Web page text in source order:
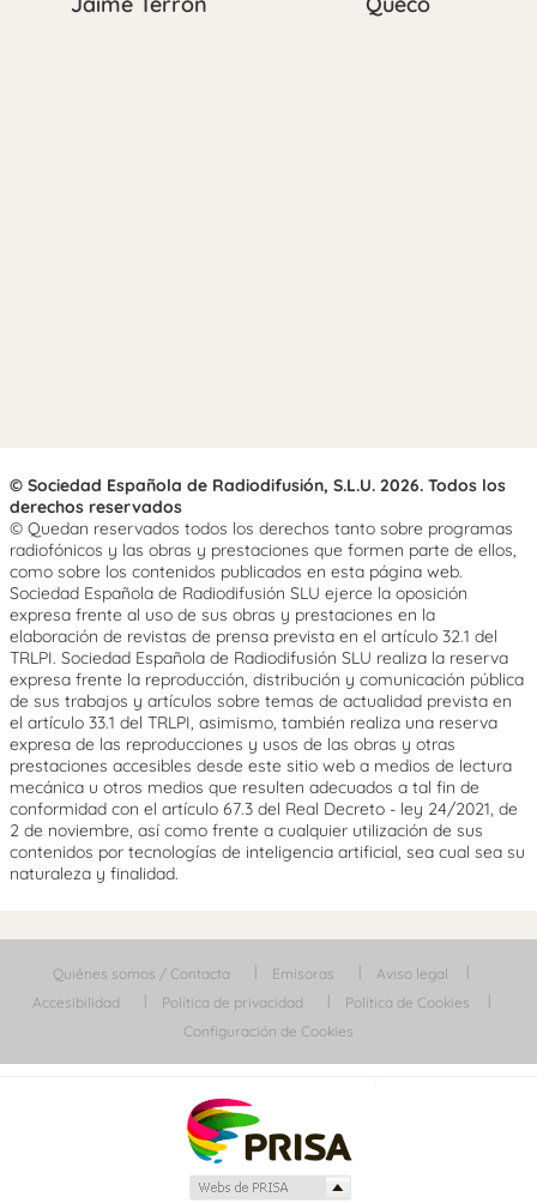
© Sociedad Española de Radiodifusión, S.L.U. 2026. Todos los
derechos reservados
© Quedan reservados todos los derechos tanto sobre programas
radiofónicos y las obras y prestaciones que formen parte de ellos,
como sobre los contenidos publicados en esta página web.
Sociedad Española de Radiodifusión SLU ejerce la oposición
expresa frente al uso de sus obras y prestaciones en la
elaboración de revistas de prensa prevista en el artículo 32.1 del
TRLPI. Sociedad Española de Radiodifusión SLU realiza la reserva
expresa frente la reproducción, distribución y comunicación pública
de sus trabajos y artículos sobre temas de actualidad prevista en
el artículo 33.1 del TRLPI, asimismo, también realiza una reserva
expresa de las reproducciones y usos de las obras y otras
prestaciones accesibles desde este sitio web a medios de lectura
mecánica u otros medios que resulten adecuados a tal fin de
conformidad con el artículo 67.3 del Real Decreto - ley 24/2021, de
2 de noviembre, así como frente a cualquier utilización de sus
contenidos por tecnologías de inteligencia artificial, sea cual sea su
naturaleza y finalidad.
Quiénes somos / Contacta Emisoras
Aviso legal
Accesibilidad
Política de privacidad
Política de Cookies
Configuración de Cookies